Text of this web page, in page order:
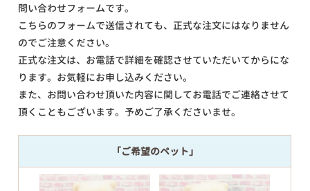
問い合わせフォームです。
こちらのフォームで送信されても、正式な注文にはなりません
のでご注意ください。
正式な注文は、お電話で詳細を確認させていただいてからにな
ります。お気軽にお申し込みください。
また、お問い合わせ頂いた内容に関してお電話でご連絡させて
頂くこともございます。予めご了承くださいませ。
「ご希望のペット」